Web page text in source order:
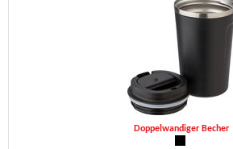
Doppelwandiger Becher